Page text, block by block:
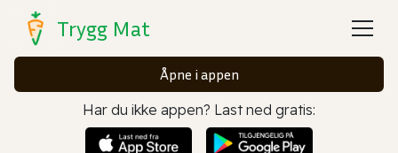
Trygg Mat
Åpne i appen
Har du ikke appen? Last ned gratis: